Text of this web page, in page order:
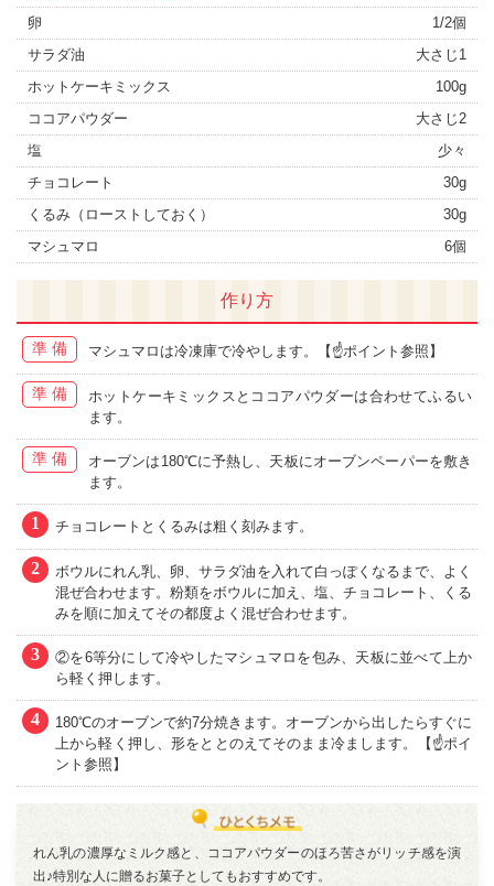
卵
1/2個
サラダ油
大さじ1
ホットケーキミックス
100g
ココアパウダー
大さじ2
塩
少々
チョコレート
30g
くるみ（ローストしておく）
30g
マシュマロ
6個
作り方
準備 マシュマロは冷凍庫で冷やします。【☝ポイント参照】
準備
ホットケーキミックスとココアパウダーは合わせてふるい
ます。
準備
オーブンは180℃に予熱し、天板にオーブンペーパーを敷き
ます。
1 チョコレートとくるみは粗く刻みます。
2
ボウルにれん乳、卵、サラダ油を入れて白っぽくなるまで、よく
混ぜ合わせます。粉類をボウルに加え、塩、チョコレート、くる
みを順に加えてその都度よく混ぜ合わせます。
3
②を6等分にして冷やしたマシュマロを包み、天板に並べて上か
ら軽く押します。
4
180℃のオーブンで約7分焼きます。オーブンから出したらすぐに
上から軽く押し、形をととのえてそのまま冷まします。【☝ポイ
ント参照】
れん乳の濃厚なミルク感と、ココアパウダーのほろ苦さがリッチ感を演
出♪特別な人に贈るお菓子としてもおすすめです。